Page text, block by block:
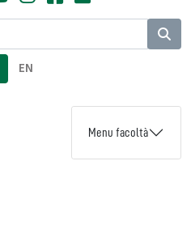
EN
Menu facoltà